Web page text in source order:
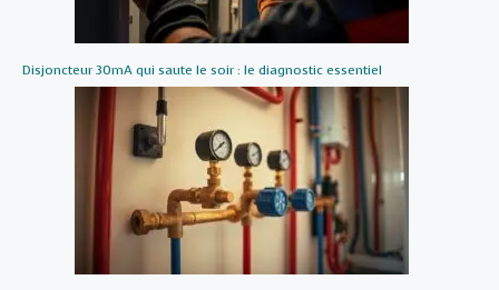
Disjoncteur 30mA qui saute le soir : le diagnostic essentiel